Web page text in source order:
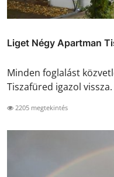
Liget Négy Apartman
Minden foglalást
Tiszafüred igazol vissza.
2205 megtekintés